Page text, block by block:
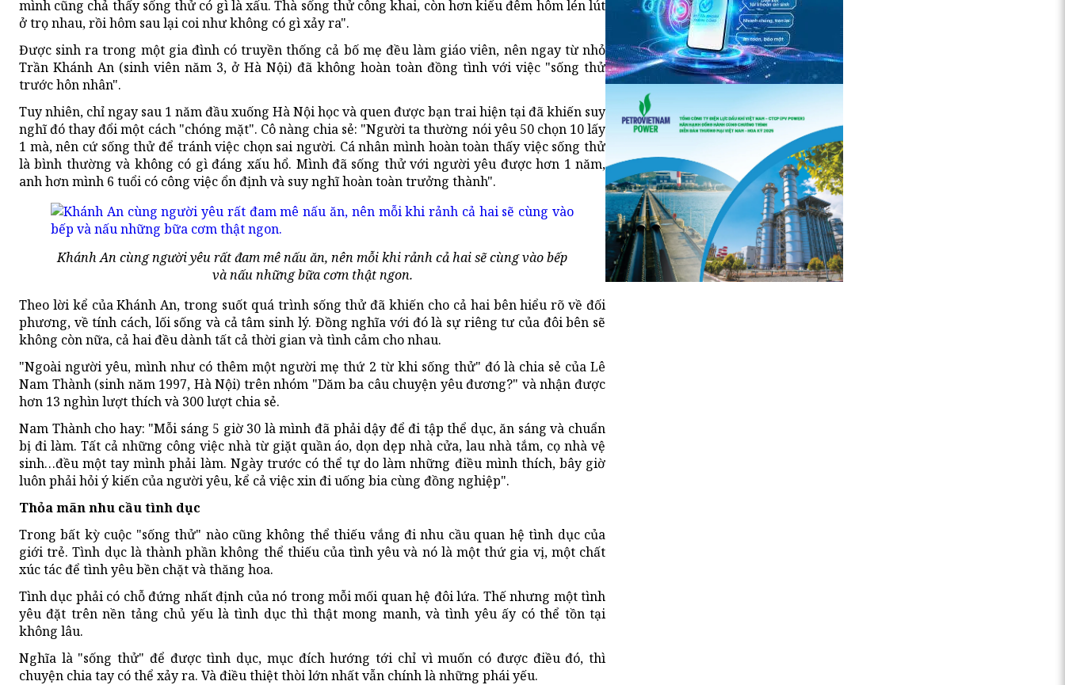
mình cũng chả thấy sống thử có gì là xấu. Thà sống thử công khai, còn hơn kiểu đêm hôm lén lút
ở trọ nhau, rồi hôm sau lại coi như không có gì xảy ra".
Được sinh ra trong một gia đình có truyền thống cả bố mẹ đều làm giáo viên, nên ngay từ nhỏ
Trần Khánh An (sinh viên năm 3, ở Hà Nội) đã không hoàn toàn đồng tình với việc "sống thử
trước hôn nhân".
Tuy nhiên, chỉ ngay sau 1 năm đầu xuống Hà Nội học và quen được bạn trai hiện tại đã khiến suy
nghĩ đó thay đổi một cách "chóng mặt". Cô nàng chia sẻ: "Người ta thường nói yêu 50 chọn 10 lấy
1 mà, nên cứ sống thử để tránh việc chọn sai người. Cá nhân mình hoàn toàn thấy việc sống thử
là bình thường và không có gì đáng xấu hổ. Mình đã sống thử với người yêu được hơn 1 năm,
anh hơn mình 6 tuổi có công việc ổn định và suy nghĩ hoàn toàn trưởng thành".
Khánh An cùng người yêu rất đam mê nấu ăn, nên mỗi khi rảnh cả hai sẽ cùng vào bếp
và nấu những bữa cơm thật ngon.
Theo lời kể của Khánh An, trong suốt quá trình sống thử đã khiến cho cả hai bên hiểu rõ về đối
phương, về tính cách, lối sống và cả tâm sinh lý. Đồng nghĩa với đó là sự riêng tư của đôi bên sẽ
không còn nữa, cả hai đều dành tất cả thời gian và tình cảm cho nhau.
"Ngoài người yêu, mình như có thêm một người mẹ thứ 2 từ khi sống thử" đó là chia sẻ của Lê
Nam Thành (sinh năm 1997, Hà Nội) trên nhóm "Dăm ba câu chuyện yêu đương?" và nhận được
hơn 13 nghìn lượt thích và 300 lượt chia sẻ.
Nam Thành cho hay: "Mỗi sáng 5 giờ 30 là mình đã phải dậy để đi tập thể dục, ăn sáng và chuẩn
bị đi làm. Tất cả những công việc nhà từ giặt quần áo, dọn dẹp nhà cửa, lau nhà tắm, cọ nhà vệ
sinh…đều một tay mình phải làm. Ngày trước có thể tự do làm những điều mình thích, bây giờ
luôn phải hỏi ý kiến của người yêu, kể cả việc xin đi uống bia cùng đồng nghiệp".
Thỏa mãn nhu cầu tình dục
Trong bất kỳ cuộc "sống thử" nào cũng không thể thiếu vắng đi nhu cầu quan hệ tình dục của
giới trẻ. Tình dục là thành phần không thể thiếu của tình yêu và nó là một thứ gia vị, một chất
xúc tác để tình yêu bền chặt và thăng hoa.
Tình dục phải có chỗ đứng nhất định của nó trong mỗi mối quan hệ đôi lứa. Thế nhưng một tình
yêu đặt trên nền tảng chủ yếu là tình dục thì thật mong manh, và tình yêu ấy có thể tồn tại
không lâu.
Nghĩa là "sống thử" để được tình dục, mục đích hướng tới chỉ vì muốn có được điều đó, thì
chuyện chia tay có thể xảy ra. Và điều thiệt thòi lớn nhất vẫn chính là những phái yếu.